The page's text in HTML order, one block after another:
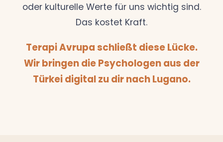
oder kulturelle Werte für uns wichtig sind.
Das kostet Kraft.
Terapi Avrupa schließt diese Lücke.
Wir bringen die Psychologen aus der
Türkei digital zu dir nach Lugano.